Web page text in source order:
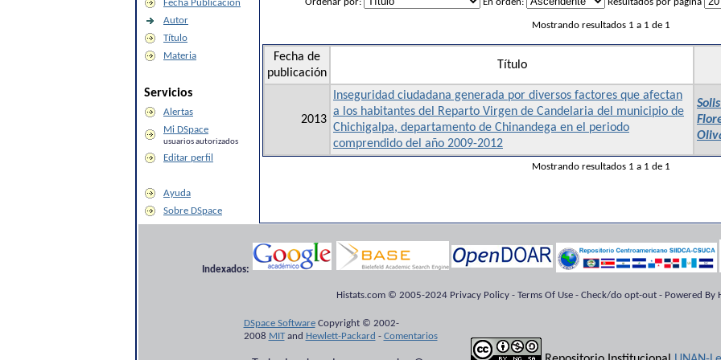
Fecha Publicación
Autor
Título
Materia
Servicios
Alertas
Mi DSpace
usuarios autorizados
Editar perfil
Ayuda
Sobre DSpace
Ordenar por: En orden: Resultados por página
Mostrando resultados 1 a 1 de 1
Fecha de
publicación
Título
2013
Inseguridad ciudadana generada por diversos factores que afectan
a los habitantes del Reparto Virgen de Candelaria del municipio de
Chichigalpa, departamento de Chinandega en el periodo
comprendido del año 2009-2012
Mostrando resultados 1 a 1 de 1
Indexados:
Histats.com © 2005-2024 Privacy Policy - Terms Of Use - Check/do opt-out - Powered By
DSpace SoftwareCopyright © 2002-
2008 MITand Hewlett-Packard - Comentarios